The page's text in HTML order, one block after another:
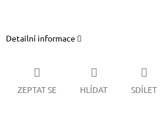
Detailní informace
ZEPTAT SE HLÍDAT SDÍLET